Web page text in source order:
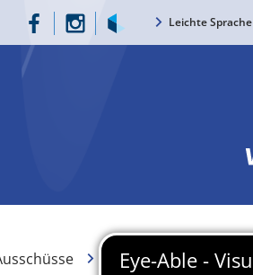
Leichte Sprache
Ausschüsse